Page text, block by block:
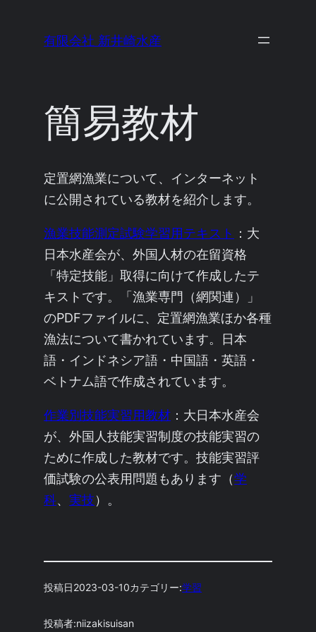
有限会社 新井崎水産
簡易教材
定置網漁業について、インターネット
に公開されている教材を紹介します。
漁業技能測定試験学習用テキスト ：大
日本水産会が、外国人材の在留資格
「特定技能」取得に向けて作成したテ
キストです。「漁業専門（網関連）」
のPDFファイルに、定置網漁業ほか各種
漁法について書かれています。日本
語・インドネシア語・中国語・英語・
ベトナム語で作成されています。
作業別技能実習用教材 ：大日本水産会
が、外国人技能実習制度の技能実習の
ために作成した教材です。技能実習評
価試験の公表用問題もあります（学
科、実技）。
投稿日2023-03-10カテゴリー:学習
投稿者:niizakisuisan